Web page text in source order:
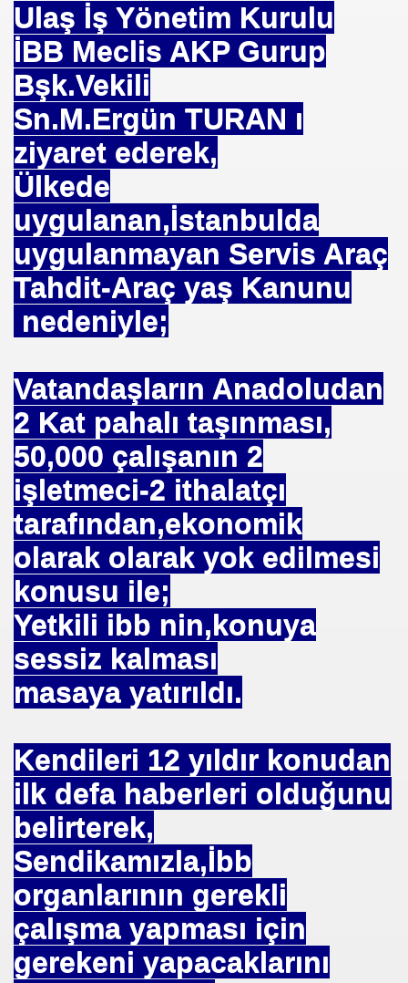
Ulaş İş Yönetim Kurulu
İBB Meclis AKP Gurup
Bşk.Vekili
Sn.M.Ergün TURAN ı
ziyaret ederek,
Ülkede
uygulanan,İstanbulda
uygulanmayan Servis Araç
Tahdit-Araç yaş Kanunu
nedeniyle;
Vatandaşların Anadoludan
2 Kat pahalı taşınması,
50,000 çalışanın 2
işletmeci-2 ithalatçı
tarafından,ekonomik
olarak olarak yok edilmesi
konusu ile;
Yetkili ibb nin,konuya
sessiz kalması
masaya yatırıldı.
Kendileri 12 yıldır konudan
ilk defa haberleri olduğunu
belirterek,
Sendikamızla,İbb
organlarının gerekli
çalışma yapması için
gerekeni yapacaklarını
AÇTINIZMI?